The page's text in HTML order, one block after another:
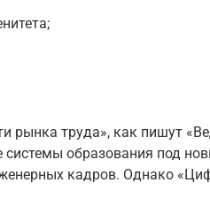
рынка труда», как пишут
системы образования под
кадров. Однако